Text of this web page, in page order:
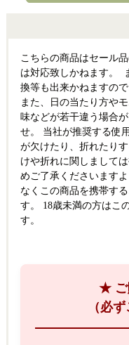
こちらの商品はセール
は対応致しかねます。
換等も出来かねますの
また、日の当たり方や
味などが若干違う場合
せ。 当社が推奨する使
が欠けたり、折れたり
けや折れに関しまして
めご了承くださいます
なくこの商品を携帯す
す。 18歳未満の方はこ
す。
★ ご
（必